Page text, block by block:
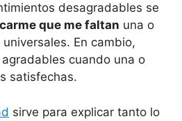
desagradables se
que me faltan una o
En cambio,
cuando una o
satisfechas.
sirve para explicar tanto lo